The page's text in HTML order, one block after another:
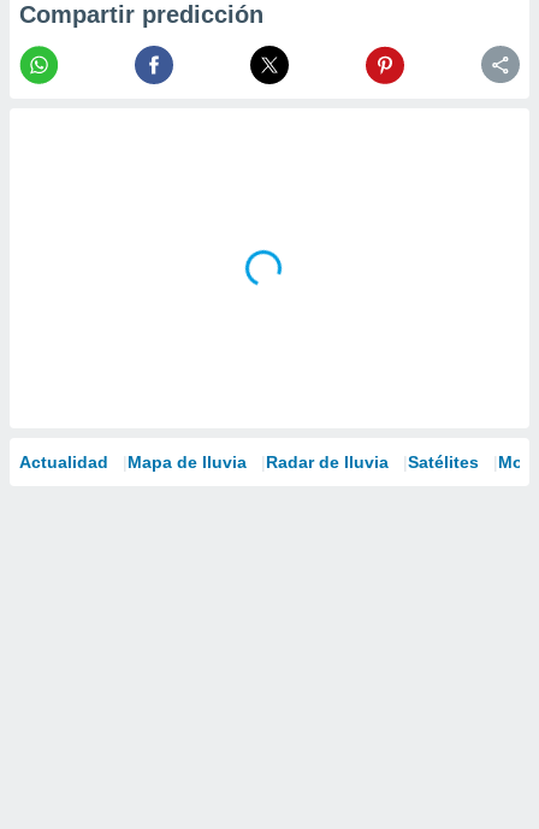
Compartir predicción
Actualidad Mapa de lluvia Radar de lluvia Satélites